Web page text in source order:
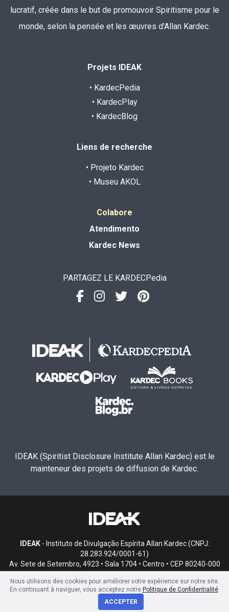
lucratif, créée dans le but de promouvoir Spiritisme pour le
monde, selon la pensée et les œuvres d'Allan Kardec.
Projets IDEAK
• KardecPedia
• KardecPlay
• KardecBlog
Liens de recherche
• Projeto Kardec
• Museu AKOL
Colabore
Atendimento
Kardec News
PARTAGEZ LE KARDECPedia
IDEAK (Spiritist Disclosure Institute Allan Kardec) est le
mainteneur des projets de diffusion de Kardec.
IDEAK- Instituto de Divulgação Espírita Allan Kardec (CNPJ:
28.283.924/0001-61)
Av. Sete de Setembro, 4923 • Sala 1704 • Centro • CEP 80240-000
Nous utilisons des cookies pour améliorer votre expérience sur notre site.
En continuant à naviguer, vous acceptez notre Politique de Confidentialité.
ACCEPTER